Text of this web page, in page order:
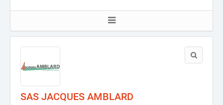
SAS JACQUES AMBLARD